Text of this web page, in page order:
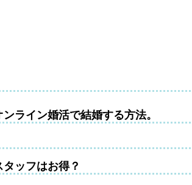
ライン婚活で結婚する方法。
ッフはお得？